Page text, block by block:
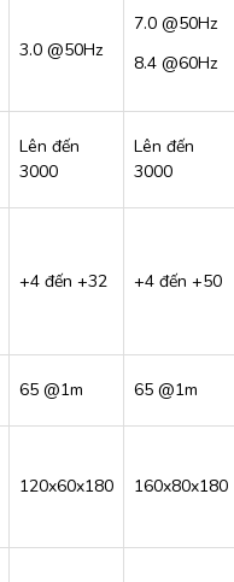
3.0 @50Hz
7.0 @50Hz
8.4 @60Hz
Lên đến
3000
Lên đến
3000
+4 đến +32 +4 đến +50
65 @1m 65 @1m
120x60x180 160x80x180